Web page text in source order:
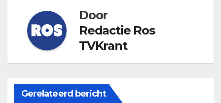
Door
Redactie Ros
TVKrant
Gerelateerd bericht